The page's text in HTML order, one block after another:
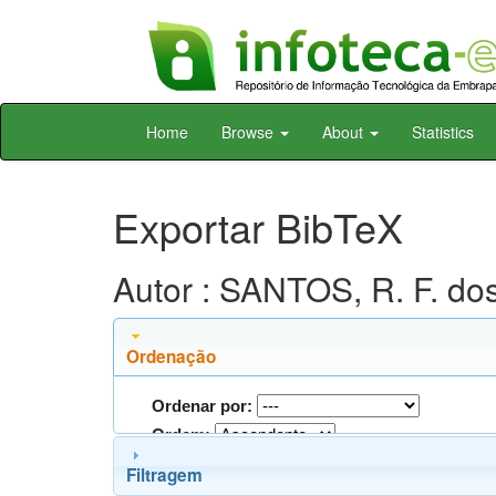
Skip
Home Browse About Statistics
Exportar BibTeX
Autor : SANTOS, R. F.
Ordenação
Ordenar por:
Ordem:
Filtragem